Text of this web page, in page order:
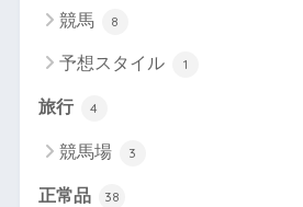
競馬 8
予想スタイル 1
旅行 4
競馬場 3
正常品 38